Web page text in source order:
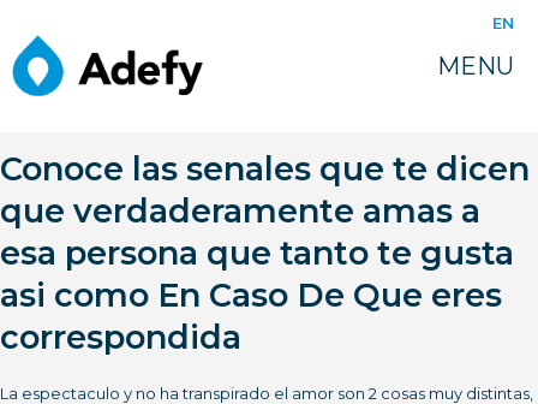
EN
MENU
Lo que sientes, ?es
atraccion o apego?
Conoce las senales que te dicen
que verdaderamente amas a
esa persona que tanto te gusta
asi­ como En Caso De Que eres
correspondida
La espectaculo y no ha transpirado el amor son 2 cosas muy distintas,